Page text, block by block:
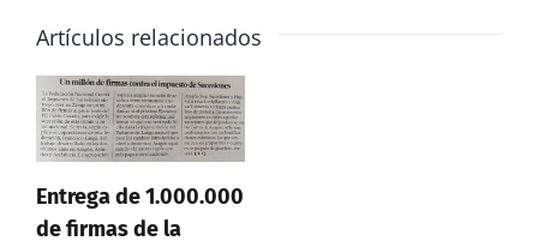
Artículos relacionados
Entrega de 1.000.000
de firmas de la